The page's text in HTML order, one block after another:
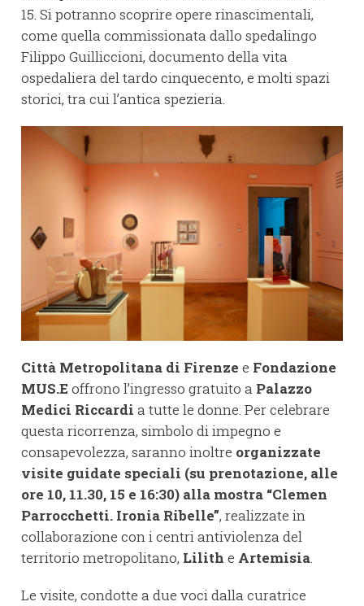
15. Si potranno scoprire opere rinascimentali,
come quella commissionata dallo spedalingo
Filippo Guilliccioni, documento della vita
ospedaliera del tardo cinquecento, e molti spazi
storici, tra cui l’antica spezieria.
Città Metropolitana di Firenze e Fondazione
MUS.E offrono l’ingresso gratuito a Palazzo
Medici Riccardi a tutte le donne. Per celebrare
questa ricorrenza, simbolo di impegno e
consapevolezza, saranno inoltre organizzate
visite guidate speciali (su prenotazione, alle
ore 10, 11.30, 15 e 16:30) alla mostra “Clemen
Parrocchetti. Ironia Ribelle”, realizzate in
collaborazione con i centri antiviolenza del
territorio metropolitano, Lilith e Artemisia.
Le visite, condotte a due voci dalla curatrice